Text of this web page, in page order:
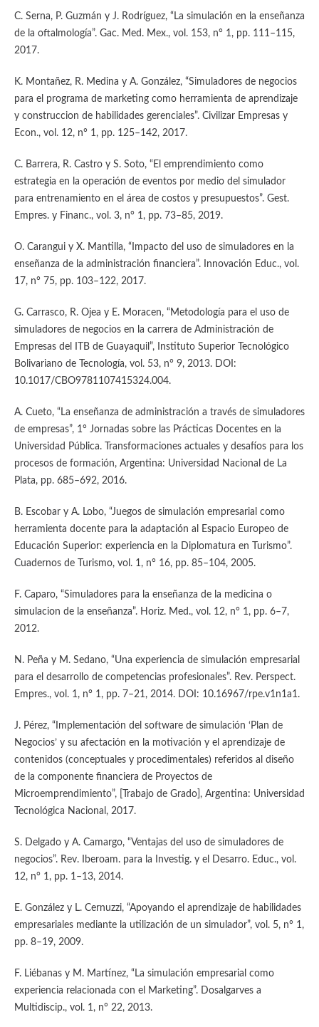
C. Serna, P. Guzmán y J. Rodríguez, “La simulación en la enseñanza
de la oftalmología”. Gac. Med. Mex., vol. 153, n° 1, pp. 111–115,
2017.
K. Montañez, R. Medina y A. González, “Simuladores de negocios
para el programa de marketing como herramienta de aprendizaje
y construccion de habilidades gerenciales”. Civilizar Empresas y
Econ., vol. 12, n° 1, pp. 125–142, 2017.
C. Barrera, R. Castro y S. Soto, “El emprendimiento como
estrategia en la operación de eventos por medio del simulador
para entrenamiento en el área de costos y presupuestos”. Gest.
Empres. y Financ., vol. 3, n° 1, pp. 73–85, 2019.
O. Carangui y X. Mantilla, “Impacto del uso de simuladores en la
enseñanza de la administración financiera”. Innovación Educ., vol.
17, n° 75, pp. 103–122, 2017.
G. Carrasco, R. Ojea y E. Moracen, “Metodología para el uso de
simuladores de negocios en la carrera de Administración de
Empresas del ITB de Guayaquil”, Instituto Superior Tecnológico
Bolivariano de Tecnología, vol. 53, n° 9, 2013. DOI:
10.1017/CBO9781107415324.004.
A. Cueto, “La enseñanza de administración a través de simuladores
de empresas”, 1° Jornadas sobre las Prácticas Docentes en la
Universidad Pública. Transformaciones actuales y desafíos para los
procesos de formación, Argentina: Universidad Nacional de La
Plata, pp. 685–692, 2016.
B. Escobar y A. Lobo, “Juegos de simulación empresarial como
herramienta docente para la adaptación al Espacio Europeo de
Educación Superior: experiencia en la Diplomatura en Turismo”.
Cuadernos de Turismo, vol. 1, n° 16, pp. 85–104, 2005.
F. Caparo, “Simuladores para la enseñanza de la medicina o
simulacion de la enseñanza”. Horiz. Med., vol. 12, n° 1, pp. 6–7,
2012.
N. Peña y M. Sedano, “Una experiencia de simulación empresarial
para el desarrollo de competencias profesionales”. Rev. Perspect.
Empres., vol. 1, n° 1, pp. 7–21, 2014. DOI: 10.16967/rpe.v1n1a1.
J. Pérez, “Implementación del software de simulación ‘Plan de
Negocios’ y su afectación en la motivación y el aprendizaje de
contenidos (conceptuales y procedimentales) referidos al diseño
de la componente financiera de Proyectos de
Microemprendimiento”, [Trabajo de Grado], Argentina: Universidad
Tecnológica Nacional, 2017.
S. Delgado y A. Camargo, “Ventajas del uso de simuladores de
negocios”. Rev. Iberoam. para la Investig. y el Desarro. Educ., vol.
12, n° 1, pp. 1–13, 2014.
E. González y L. Cernuzzi, “Apoyando el aprendizaje de habilidades
empresariales mediante la utilización de un simulador”, vol. 5, n° 1,
pp. 8–19, 2009.
F. Liébanas y M. Martínez, “La simulación empresarial como
experiencia relacionada con el Marketing”. Dosalgarves a
Multidiscip., vol. 1, n° 22, 2013.